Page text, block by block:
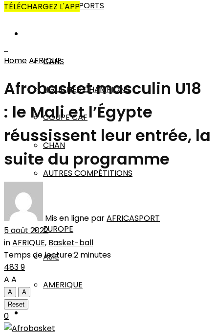
AUTRES SPORTS
CANS
LIGUE DES CHAMPIONS
COUPE CAF
CHAN
AUTRES COMPÉTITIONS
MONDE
EUROPE
ASIE
AMERIQUE
INTERVIEW
TÉLÉCHARGEZ L'APP
HomeAFRIQUE
Afrobasket masculin U18
: le Mali et l’Égypte
réussissent leur entrée, la
suite du programme
Mis en ligne parAFRICASPORT
5 août 2022
inAFRIQUE, Basket-ball
Temps de lecture:2 minutes
4839
A A
A
A
Reset
0